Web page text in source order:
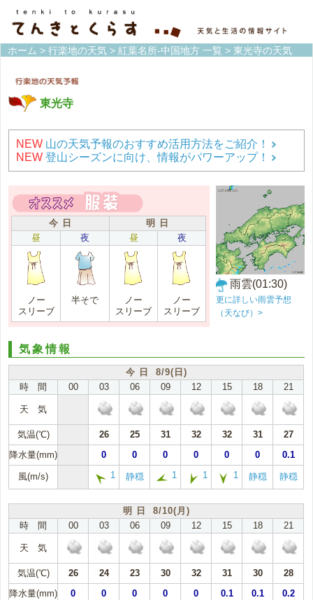
ホーム > 行楽地の天気 > 紅葉名所-中国地方 一覧 > 東光寺の天気
東光寺
NEW 山の天気予報のおすすめ活用方法をご紹介！
NEW 登山シーズンに向け、情報がパワーアップ！
今 日
明 日
昼
夜 昼 夜
ノー
スリーブ
半そで
ノー
スリーブ
ノー
スリーブ
雨雲(01:30)
更に詳しい雨雲予想
（天なび）>
気象情報
今 日 8/9(日)
時 間
00 03 06 09 12 15 18 21
天 気
気温(℃) 26 25 31 32 32 31
27
降水量(mm)
0 0 0 0 0 0 0.1
風(m/s) 1 静穏 1 1 1 静穏 静穏
明 日 8/10(月)
時 間
00 03 06 09 12 15 18 21
天 気
気温(℃) 26 24 23 30 32 31 30
28
降水量(mm)
0 0 0 0 0 0.1 0.1 0.2